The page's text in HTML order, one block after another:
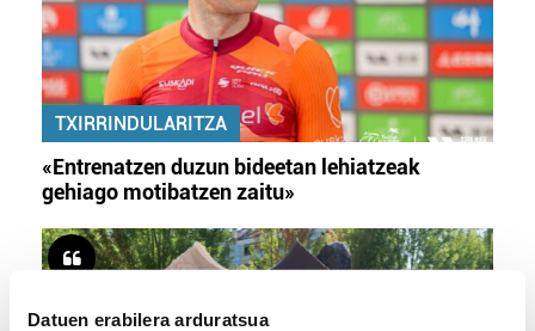
Datuen erabilera arduratsua
TXIRRINDULARITZA
«Entrenatzen duzun bideetan lehiatzeak
gehiago motibatzen zaitu»